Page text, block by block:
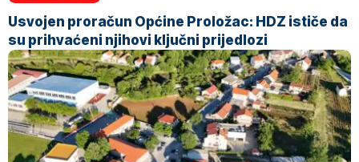
Usvojen proračun Općine Proložac: HDZ ističe da
su prihvaćeni njihovi ključni prijedlozi